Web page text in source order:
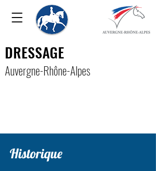
DRESSAGE
Auvergne-Rhône-Alpes
Historique